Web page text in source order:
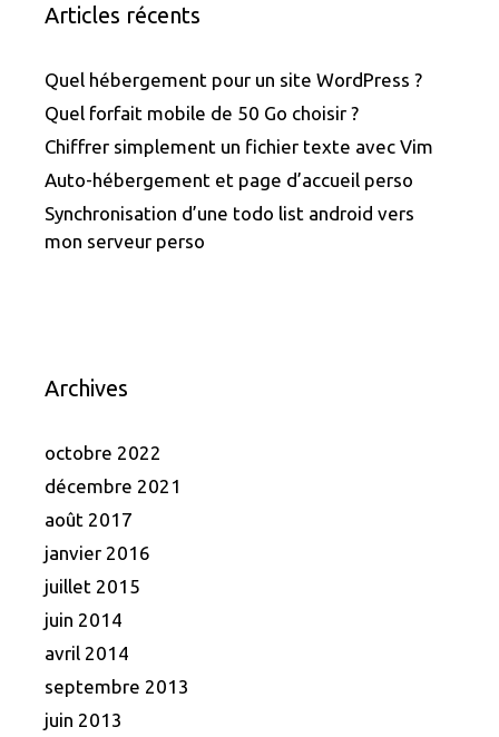
Articles récents
Quel hébergement pour un site WordPress ?
Quel forfait mobile de 50 Go choisir ?
Chiffrer simplement un fichier texte avec Vim
Auto-hébergement et page d’accueil perso
Synchronisation d’une todo list android vers
mon serveur perso
Archives
octobre 2022
décembre 2021
août 2017
janvier 2016
juillet 2015
juin 2014
avril 2014
septembre 2013
juin 2013